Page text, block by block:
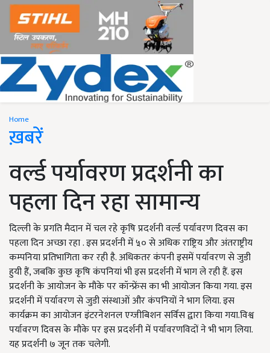
Home
ख़बरें
वर्ल्ड पर्यावरण प्रदर्शनी का
पहला दिन रहा सामान्य
दिल्ली के प्रगति मैदान में चल रहे कृषि प्रदर्शनी वर्ल्ड पर्यावरण दिवस का
पहला दिन अच्छा रहा . इस प्रदर्शनी में ५० से अधिक राष्ट्रिय और अंतराष्ट्रीय
कम्पनिया प्रतिभागिता कर रही है. अधिकतर कंपनी इसमें पर्यावरण से जुडी
हुयी हैं, जबकि कुछ कृषि कंपनियां भी इस प्रदर्शनी में भाग ले रही हैं. इस
प्रदर्शनी के आयोजन के मौके पर कॉन्फ्रेंस का भी आयोजन किया गया. इस
प्रदर्शनी में पर्यावरण से जुडी संस्थाओं और कंपनियों ने भाग लिया. इस
कार्यक्रम का आयोजन इंटरनेशनल एग्जीबिशन सर्विस द्वारा किया गया.विश्व
पर्यावरण दिवस के मौके पर इस प्रदर्शनी में पर्यावरणविदों ने भी भाग लिया.
यह प्रदर्शनी ७ जून तक चलेगी.